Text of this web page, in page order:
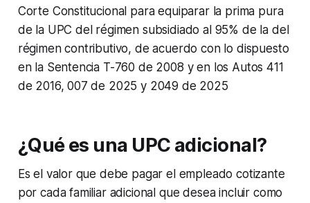
Corte Constitucional para equiparar la prima pura
de la UPC del régimen subsidiado al 95% de la del
régimen contributivo, de acuerdo con lo dispuesto
en la Sentencia T-760 de 2008 y en los Autos 411
de 2016, 007 de 2025 y 2049 de 2025
¿Qué es una UPC adicional?
Es el valor que debe pagar el empleado cotizante
por cada familiar adicional que desea incluir como